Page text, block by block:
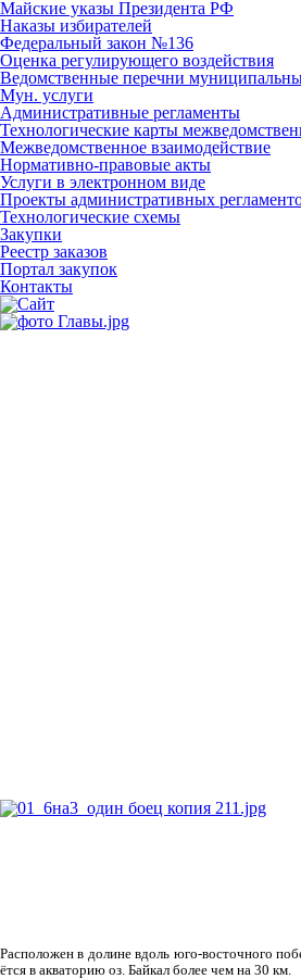
Майские указы Президента РФ
Наказы избирателей
Федеральный закон №136
Оценка регулирующего воздействия
Ведомственные перечни
Мун. услуги
Административные регламенты
Технологические карты
Межведомственное взаимодействие
Нормативно-правовые акты
Услуги в электронном виде
Проекты административных
Технологические схемы
Закупки
Реестр заказов
Портал закупок
Контакты
Рас­положен в долине вдоль юго-восточного
ётся в акваторию оз. Байкал более чем на 30 км.